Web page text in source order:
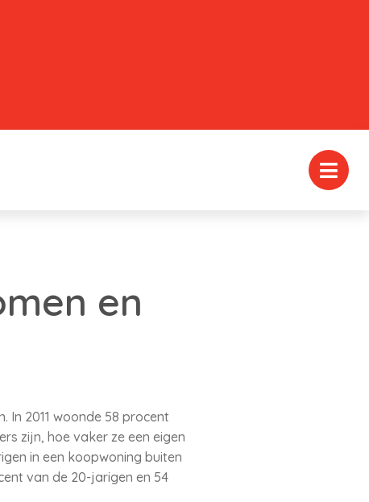
en
In 2011 woonde 58 procent
zijn, hoe vaker ze een eigen
in een koopwoning buiten
van de 20-jarigen en 54